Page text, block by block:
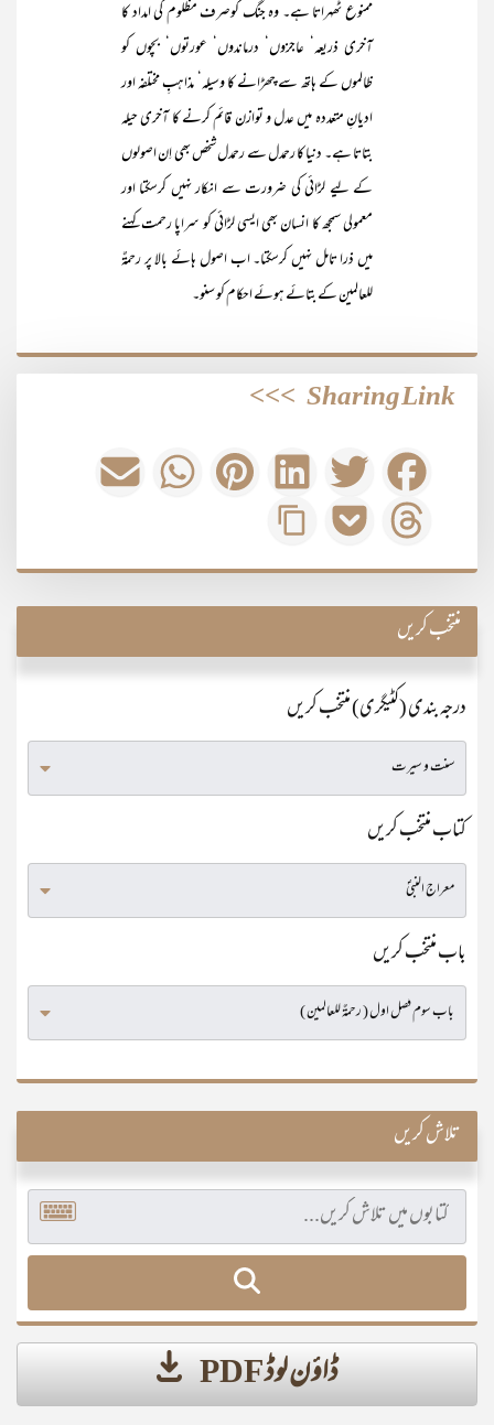
ممنوع ٹھہراتا ہے۔ وہ جنگ کوصرف مظلوم کی امداد کا
آخری ذریعہ‘ عاجزوں‘ درماندوں‘ عورتوں‘ بچوں کو
ظالموں کے ہاتھ سے چھڑانے کا وسیلہ‘ مذاہبِ مختلفہ اور
ادیانِ متعددہ میں عدل و توازن قائم کرنے کا آخری حیلہ
بتاتا ہے۔ دنیا کا رحمدل سے رحمدل شخص بھی اِن اصولوں
کے لیے لڑائی کی ضرورت سے انکار نہیں کرسکتا اور
معمولی سمجھ کا انسان بھی ایسی لڑائی کو سراپا رحمت کہنے
میں ذرا تامل نہیں کرسکتا۔ اب اصول ہائے بالا پر رحمۃٌ
للعالمین کے بتائے ہوئے احکام کو سنو۔
Sharing Link
>>>
منتخب کریں
درجہ بندی (کٹیگری) منتخب کریں
کتاب منتخب کریں
باب منتخب کریں
تلاش کریں
ڈاؤن لوڈ PDF